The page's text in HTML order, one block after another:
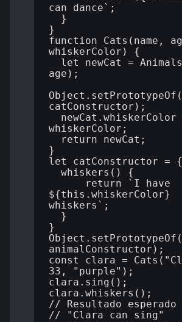
can dance`;
}
function Cats(name,
whiskerColor) {
age);
catConstructor);
whiskerColor;
}
let catConstructor = {
${this.whiskerColor}
whiskers`;
}
animalConstructor);
const clara =
33, "purple");
clara.sing();
clara.whiskers();
// Resultado esperado
// "Clara can sing"